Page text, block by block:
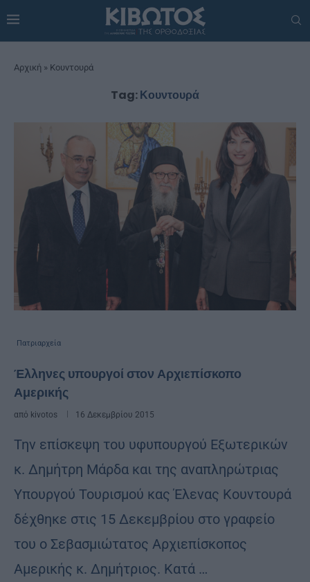
Αρχική » Κουντουρά
Tag:Κουντουρά
Πατριαρχεία
Έλληνες υπουργοί στον Αρχιεπίσκοπο
Αμερικής
από kivotos 16 Δεκεμβρίου 2015
Την επίσκεψη του υφυπουργού Εξωτερικών
κ. Δημήτρη Μάρδα και της αναπληρώτριας
Υπουργού Τουρισμού κας Έλενας Κουντουρά
δέχθηκε στις 15 Δεκεμβρίου στο γραφείο
του ο Σεβασμιώτατος Αρχιεπίσκοπος
Αμερικής κ. Δημήτριος. Κατά …